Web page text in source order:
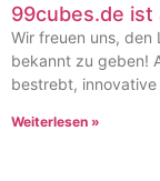
99cubes.de ist
Wir freuen uns, den
bekannt zu geben!
bestrebt,
Weiterlesen »